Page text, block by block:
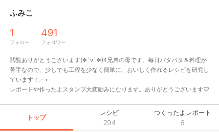
ふみこ
1
フォロー
491
フォロワー
閲覧ありがとうございます(✻´ν`✻)4兄弟の母です。毎日バタバタ＆料理が
苦手なので、少しでも工程を少なく簡単に、おいしく作れるレシピを研究し
ています！:-＞
レポートや作ったよスタンプ大変励みになります。ありがとうございます♡
トップ
レシピ
294
つくったよレポート
6